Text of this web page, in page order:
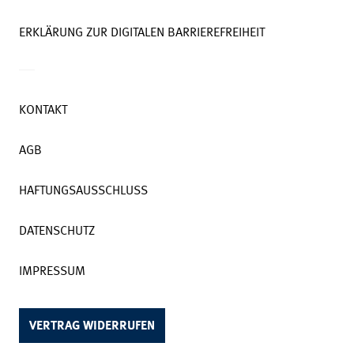
ERKLÄRUNG ZUR DIGITALEN BARRIEREFREIHEIT
KONTAKT
AGB
HAFTUNGSAUSSCHLUSS
DATENSCHUTZ
IMPRESSUM
VERTRAG WIDERRUFEN